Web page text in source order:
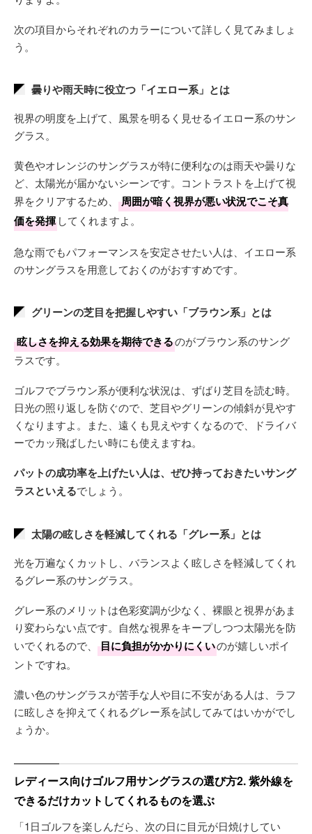
次の項目からそれぞれのカラーについて詳しく見てみましょ
う。
曇りや雨天時に役立つ「イエロー系」とは
視界の明度を上げて、風景を明るく見せるイエロー系のサン
グラス。
黄色やオレンジのサングラスが特に便利なのは雨天や曇りな
ど、太陽光が届かないシーンです。コントラストを上げて視
界をクリアするため、
周囲が暗く視界が悪い状況でこそ真
価を発揮 してくれますよ。
急な雨でもパフォーマンスを安定させたい人は、イエロー系
のサングラスを用意しておくのがおすすめです。
グリーンの芝目を把握しやすい「ブラウン系」とは
眩しさを抑える効果を期待できるのがブラウン系のサング
ラスです。
ゴルフでブラウン系が便利な状況は、ずばり芝目を読む時。
日光の照り返しを防ぐので、芝目やグリーンの傾斜が見やす
くなりますよ。また、遠くも見えやすくなるので、ドライバ
ーでカッ飛ばしたい時にも使えますね。
パットの成功率を上げたい人は、ぜひ持っておきたいサング
ラスといえるでしょう。
太陽の眩しさを軽減してくれる「グレー系」とは
光を万遍なくカットし、バランスよく眩しさを軽減してくれ
るグレー系のサングラス。
グレー系のメリットは色彩変調が少なく、裸眼と視界があま
り変わらない点です。自然な視界をキープしつつ太陽光を防
いでくれるので、
目に負担がかかりにくいのが嬉しいポイ
ントですね。
濃い色のサングラスが苦手な人や目に不安がある人は、ラフ
に眩しさを抑えてくれるグレー系を試してみてはいかがでし
ょうか。
レディース向けゴルフ用サングラスの選び方2. 紫外線を
できるだけカットしてくれるものを選ぶ
「1日ゴルフを楽しんだら、次の日に目元が日焼けしてい